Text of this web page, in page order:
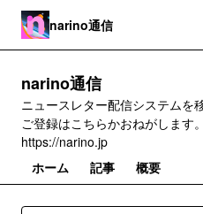
narino通信
narino通信
ニュースレター配信システムを
ご登録はこちらかおねがします。
https://narino.jp
ホーム
記事 概要